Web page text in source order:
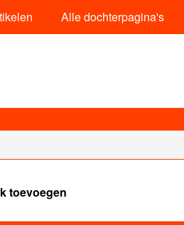
Alle dochterpagina's
toevoegen